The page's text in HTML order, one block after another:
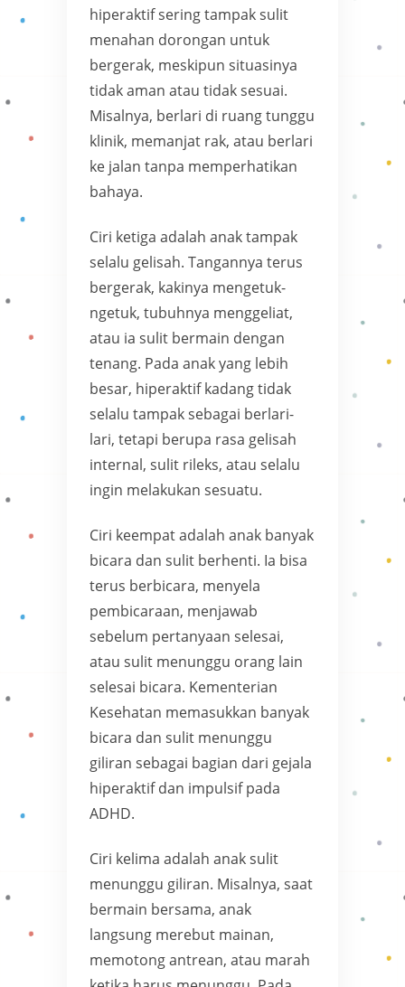
hiperaktif sering tampak sulit
menahan dorongan untuk
bergerak, meskipun situasinya
tidak aman atau tidak sesuai.
Misalnya, berlari di ruang tunggu
klinik, memanjat rak, atau berlari
ke jalan tanpa memperhatikan
bahaya.
Ciri ketiga adalah anak tampak
selalu gelisah. Tangannya terus
bergerak, kakinya mengetuk-
ngetuk, tubuhnya menggeliat,
atau ia sulit bermain dengan
tenang. Pada anak yang lebih
besar, hiperaktif kadang tidak
selalu tampak sebagai berlari-
lari, tetapi berupa rasa gelisah
internal, sulit rileks, atau selalu
ingin melakukan sesuatu.
Ciri keempat adalah anak banyak
bicara dan sulit berhenti. Ia bisa
terus berbicara, menyela
pembicaraan, menjawab
sebelum pertanyaan selesai,
atau sulit menunggu orang lain
selesai bicara. Kementerian
Kesehatan memasukkan banyak
bicara dan sulit menunggu
giliran sebagai bagian dari gejala
hiperaktif dan impulsif pada
ADHD.
Ciri kelima adalah anak sulit
menunggu giliran. Misalnya, saat
bermain bersama, anak
langsung merebut mainan,
memotong antrean, atau marah